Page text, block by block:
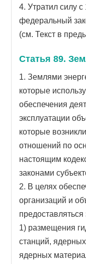
4. Утратил силу
федеральный
(см. Текст в
Статья 89.
1. Землями
которые
обеспечения
эксплуатации
которые
отношений по
настоящим
законами
2. В целях
организаций и
1) размещения
станций,
ядерных